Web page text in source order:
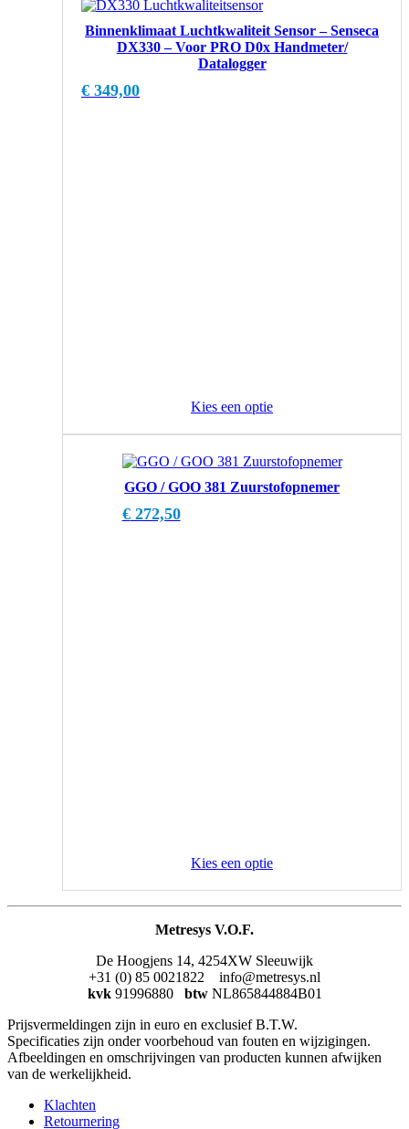
Binnenklimaat Luchtkwaliteit Sensor – Senseca
DX330 – Voor PRO D0x Handmeter/
Datalogger
€ 349,00
Kies een optie
GGO / GOO 381 Zuurstofopnemer
€272,50
Kies een optie
Metresys V.O.F.
De Hoogjens 14, 4254XW Sleeuwijk
+31 (0) 85 0021822 info@metresys.nl
kvk 91996880 btw NL865844884B01
Prijsvermeldingen zijn in euro en exclusief B.T.W.
Specificaties zijn onder voorbehoud van fouten en wijzigingen.
Afbeeldingen en omschrijvingen van producten kunnen afwijken
van de werkelijkheid.
Klachten
Retournering